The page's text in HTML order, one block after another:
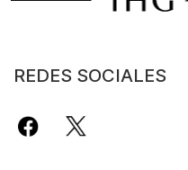
REDES SOCIALES